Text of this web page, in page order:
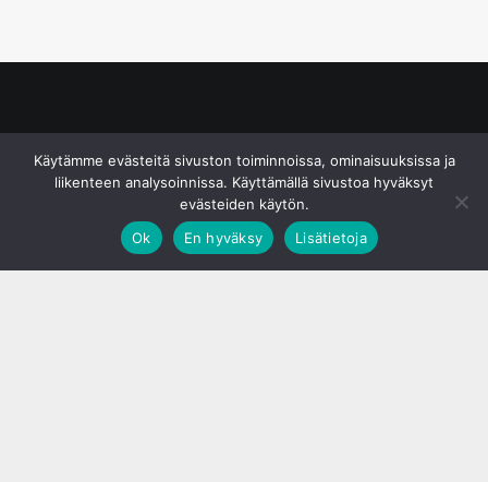
Käytämme evästeitä sivuston toiminnoissa, ominaisuuksissa ja
liikenteen analysoinnissa. Käyttämällä sivustoa hyväksyt
evästeiden käytön.
Ok
En hyväksy Lisätietoja